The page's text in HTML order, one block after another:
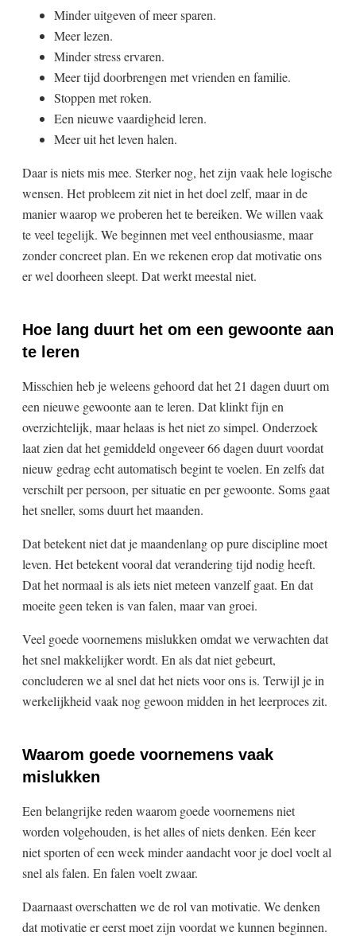
Minder uitgeven of meer sparen.
Meer lezen.
Minder stress ervaren.
Meer tijd doorbrengen met vrienden en familie.
Stoppen met roken.
Een nieuwe vaardigheid leren.
Meer uit het leven halen.
Daar is niets mis mee. Sterker nog, het zijn vaak hele logische
wensen. Het probleem zit niet in het doel zelf, maar in de
manier waarop we proberen het te bereiken. We willen vaak
te veel tegelijk. We beginnen met veel enthousiasme, maar
zonder concreet plan. En we rekenen erop dat motivatie ons
er wel doorheen sleept. Dat werkt meestal niet.
Hoe lang duurt het om een gewoonte aan
te leren
Misschien heb je weleens gehoord dat het 21 dagen duurt om
een nieuwe gewoonte aan te leren. Dat klinkt fijn en
overzichtelijk, maar helaas is het niet zo simpel. Onderzoek
laat zien dat het gemiddeld ongeveer 66 dagen duurt voordat
nieuw gedrag echt automatisch begint te voelen. En zelfs dat
verschilt per persoon, per situatie en per gewoonte. Soms gaat
het sneller, soms duurt het maanden.
Dat betekent niet dat je maandenlang op pure discipline moet
leven. Het betekent vooral dat verandering tijd nodig heeft.
Dat het normaal is als iets niet meteen vanzelf gaat. En dat
moeite geen teken is van falen, maar van groei.
Veel goede voornemens mislukken omdat we verwachten dat
het snel makkelijker wordt. En als dat niet gebeurt,
concluderen we al snel dat het niets voor ons is. Terwijl je in
werkelijkheid vaak nog gewoon midden in het leerproces zit.
Waarom goede voornemens vaak
mislukken
Een belangrijke reden waarom goede voornemens niet
worden volgehouden, is het alles of niets denken. Eén keer
niet sporten of een week minder aandacht voor je doel voelt al
snel als falen. En falen voelt zwaar.
Daarnaast overschatten we de rol van motivatie. We denken
dat motivatie er eerst moet zijn voordat we kunnen beginnen.